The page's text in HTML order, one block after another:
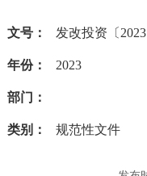
文号： 发改投资〔
年份： 2023
部门：
类别： 规范性文件